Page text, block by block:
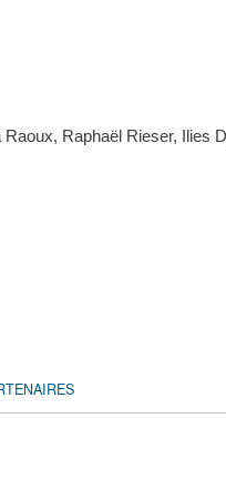
Raphaël Rieser, Ilies